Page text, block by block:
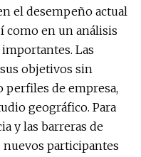
el desempeño actual
como en un análisis
Las
objetivos sin
perfiles de empresa,
geográfico. Para
y las barreras de
participantes